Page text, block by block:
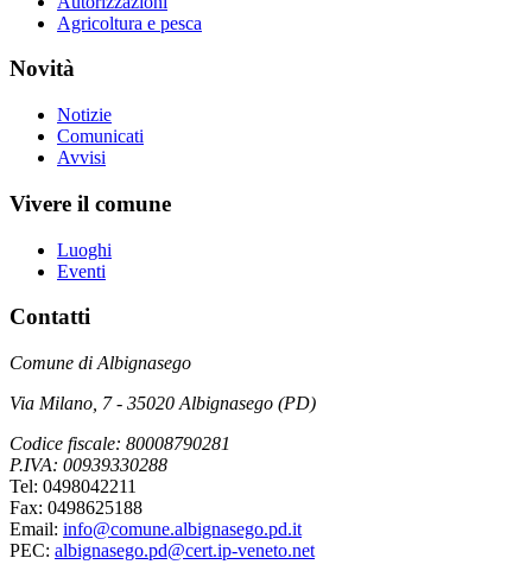
Agricoltura e pesca
Novità
Notizie
Comunicati
Avvisi
Vivere il comune
Luoghi
Eventi
Contatti
Comune di Albignasego
Via Milano, 7 - 35020 Albignasego (PD)
Codice fiscale: 80008790281
P.IVA: 00939330288
Tel: 0498042211
Fax: 0498625188
Email: info@comune.albignasego.pd.it
PEC: albignasego.pd@cert.ip-veneto.net